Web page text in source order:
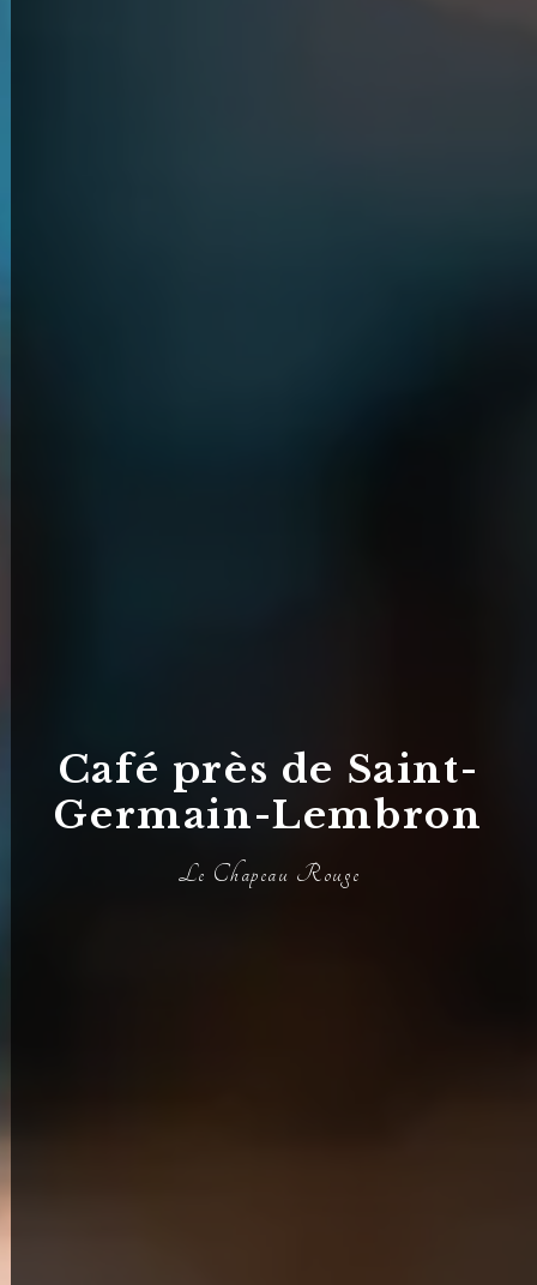
Café près de Saint-
Germain-Lembron
Le Chapeau Rouge